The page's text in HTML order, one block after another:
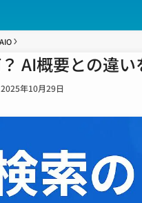
AIO
AI概要との違い
2025年10月29日